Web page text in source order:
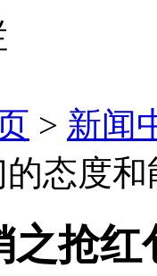
> 新闻
态度和
之抢